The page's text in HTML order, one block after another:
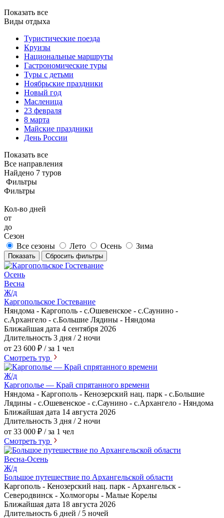
Показать все
Виды отдыха
Туристические поезда
Круизы
Национальные маршруты
Гастрономические туры
Туры с детьми
Ноябрьские праздники
Новый год
Масленица
23 февраля
8 марта
Майские праздники
День России
Показать все
Все направления
Найдено 7 туров
Фильтры
Фильтры
Кол-во дней
от
до
Сезон
Все сезоны
Лето Осень Зима
Показать Сбросить фильтры
Осень
Весна
Ж/д
Каргопольское Гостевание
Няндома - Каргополь - с.Ошевенское - с.Саунино -
с.Архангело - с.Большие Лядины - Няндома
Ближайшая дата 4 сентября 2026
Длительность 3 дня / 2 ночи
от 23 600 ₽ / за 1 чел
Смотреть тур
Ж/д
Каргополье — Край спрятанного времени
Няндома - Каргополь - Кенозерский нац. парк - с.Большие
Лядины - с.Ошевенское - с.Саунино - с.Архангело - Няндома
Ближайшая дата 14 августа 2026
Длительность 3 дня / 2 ночи
от 33 000 ₽ / за 1 чел
Смотреть тур
Весна-Осень
Ж/д
Большое путешествие по Архангельской области
Каргополь - Кенозерский нац. парк - Архангельск -
Северодвинск - Холмогоры - Малые Корелы
Ближайшая дата 18 августа 2026
Длительность 6 дней / 5 ночей